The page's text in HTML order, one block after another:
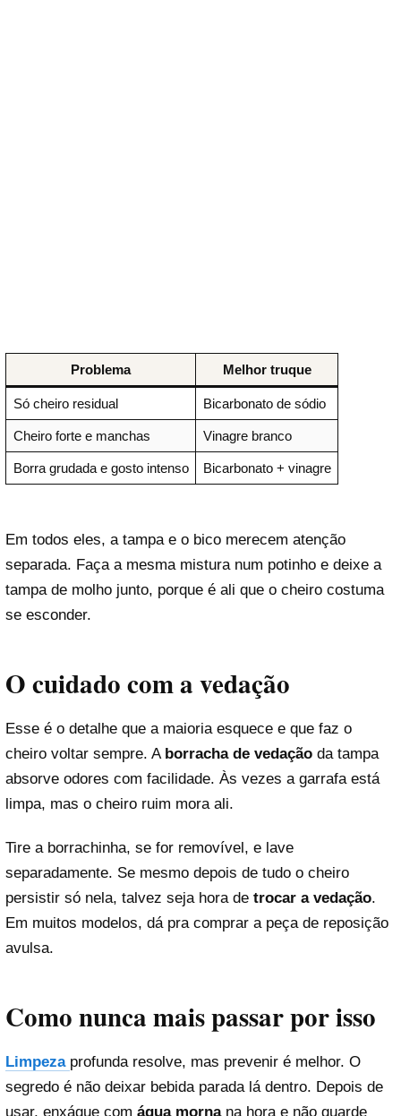
Problema Melhor truque
Só cheiro residual Bicarbonato de sódio
Cheiro forte e manchas Vinagre branco
Borra grudada e gosto intenso Bicarbonato + vinagre
Em todos eles, a tampa e o bico merecem atenção
separada. Faça a mesma mistura num potinho e deixe a
tampa de molho junto, porque é ali que o cheiro costuma
se esconder.
O cuidado com a vedação
Esse é o detalhe que a maioria esquece e que faz o
cheiro voltar sempre. A borracha de vedação da tampa
absorve odores com facilidade. Às vezes a garrafa está
limpa, mas o cheiro ruim mora ali.
Tire a borrachinha, se for removível, e lave
separadamente. Se mesmo depois de tudo o cheiro
persistir só nela, talvez seja hora de trocar a vedação.
Em muitos modelos, dá pra comprar a peça de reposição
avulsa.
Como nunca mais passar por isso
Limpeza profunda resolve, mas prevenir é melhor. O
segredo é não deixar bebida parada lá dentro. Depois de
usar, enxágue com água mornana hora e não guarde